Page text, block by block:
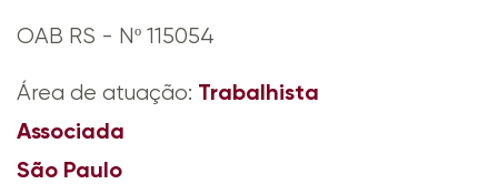
OAB RS - Nº 115054
Área de atuação: Trabalhista
Associada
São Paulo